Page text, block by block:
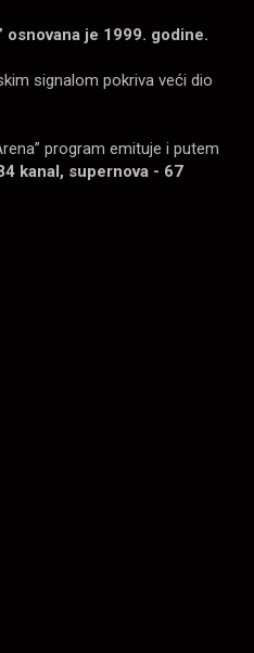
osnovana je 1999. godine.
signalom pokriva veći dio
program emituje i putem
kanal, supernova - 67